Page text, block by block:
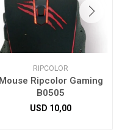
RIPCOLOR
Mouse Ripcolor Gaming
B0505
USD 10,00